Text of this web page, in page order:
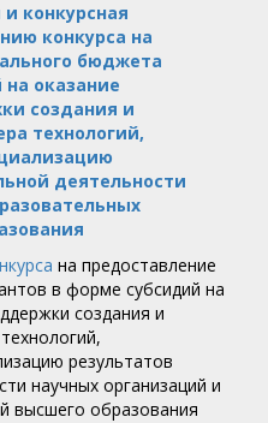
конкурсная
конкурса на
бюджета
оказание
создания и
технологий,
деятельности
на предоставление
в форме субсидий на
создания и
результатов
научных организаций и
высшего образования